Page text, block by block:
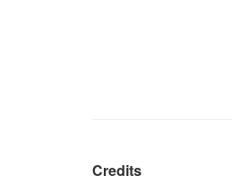
Credits